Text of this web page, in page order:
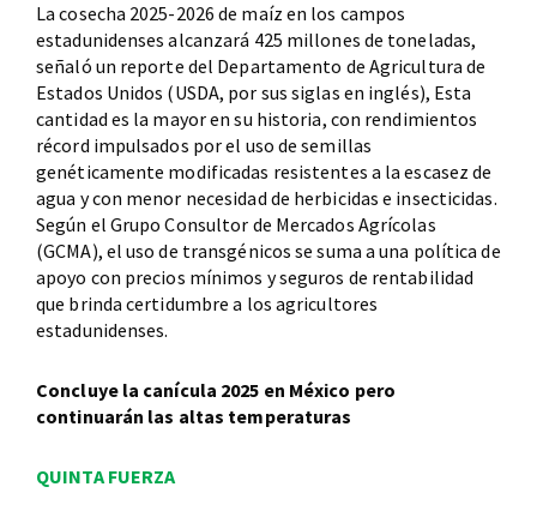
La cosecha 2025-2026 de maíz en los campos
estadunidenses alcanzará 425 millones de toneladas,
señaló un reporte del Departamento de Agricultura de
Estados Unidos (USDA, por sus siglas en inglés), Esta
cantidad es la mayor en su historia, con rendimientos
récord impulsados por el uso de semillas
genéticamente modificadas resistentes a la escasez de
agua y con menor necesidad de herbicidas e insecticidas.
Según el Grupo Consultor de Mercados Agrícolas
(GCMA), el uso de transgénicos se suma a una política de
apoyo con precios mínimos y seguros de rentabilidad
que brinda certidumbre a los agricultores
estadunidenses.
Concluye la canícula 2025 en México pero
continuarán las altas temperaturas
QUINTA FUERZA